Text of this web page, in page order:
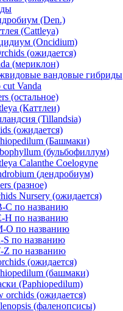
(Den.)
(Cattleya)
(Oncidium)
(ожидается)
(мериклон)
вандовые гибриды
cut Vanda
(остальное)
(Каттлеи)
(Tillandsia)
(ожидается)
(Башмаки)
(бульбофиллум)
Calanthe Coelogyne
(дендробиум)
(разное)
Nursery (ожидается)
C по названию
H по названию
O по названию
S по названию
Z по названию
(ожидается)
(башмаки)
(Paphiopedilum)
orchids (ожидается)
(фаленопсисы)